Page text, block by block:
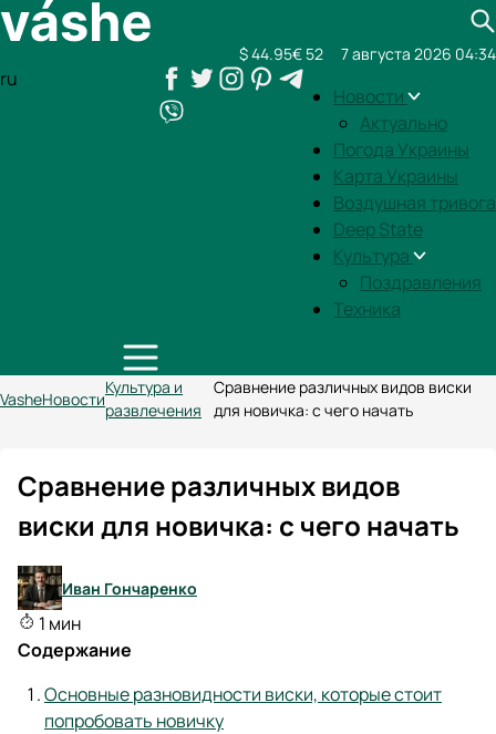
ru
Новости
Актуально
Погода Украины
Карта Украины
Воздушная тривога
Deep State
Культура
Поздравления
Техника
$ 44.95€ 52 7 августа 2026 04:34
VasheНовости
Культура и
развлечения
Сравнение различных видов виски
для новичка: с чего начать
Сравнение различных видов
виски для новичка: с чего начать
Иван Гончаренко
1 мин
Содержание
Основные разновидности виски, которые стоит
попробовать новичку